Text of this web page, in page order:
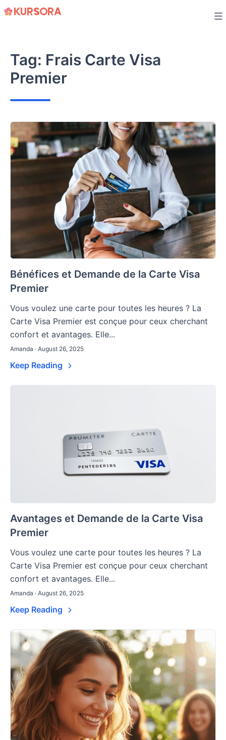
Skip
Tag: Frais Carte Visa
Premier
Bénéfices et Demande de la Carte Visa
Premier
Vous voulez une carte pour toutes les heures ? La
Carte Visa Premier est conçue pour ceux cherchant
confort et avantages. Elle...
Amanda · August 26, 2025
Keep Reading
Avantages et Demande de la Carte Visa
Premier
Vous voulez une carte pour toutes les heures ? La
Carte Visa Premier est conçue pour ceux cherchant
confort et avantages. Elle...
Amanda · August 26, 2025
Keep Reading